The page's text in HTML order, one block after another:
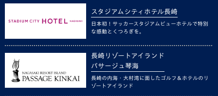
スタジアムシティホテル長崎
日本初！サッカースタジアムビューホテルで特別
な感動とくつろぎを。
長崎リゾートアイランド
パサージュ琴海
長崎の内海・大村湾に面したゴルフ＆ホテルのリ
ゾートアイランド